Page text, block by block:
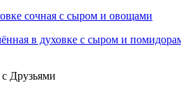
сочная с сыром и овощами
в духовке с сыром и
Друзьями